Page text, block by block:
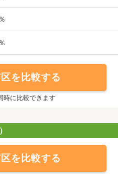
を比較する
時に比較できます
を比較する